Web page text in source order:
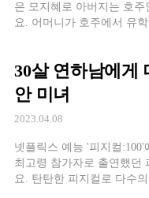
은 모지혜로 아버지는 호주
요. 어머니가 호주에서 유
30살 연하남에게
안 미녀
2023.04.08
넷플릭스 예능 '피지컬
최고령 참가자로 출연했던
요. 탄탄한 피지컬로 다수